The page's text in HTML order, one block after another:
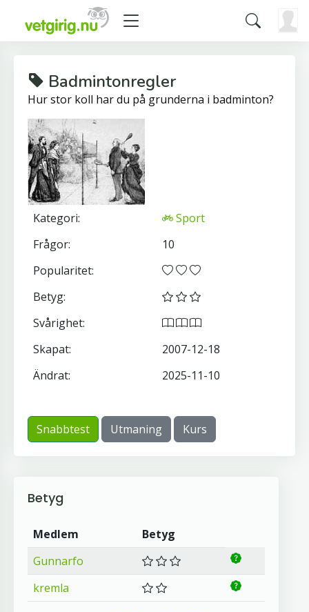
Badmintonregler
Hur stor koll har du på grunderna i badminton?
Kategori:
Sport
Frågor:
10
Popularitet:
Betyg:
Svårighet:
Skapat:
2007-12-18
Ändrat:
2025-11-10
Snabbtest Utmaning Kurs
Betyg
Medlem
Betyg
Gunnarfo
kremla